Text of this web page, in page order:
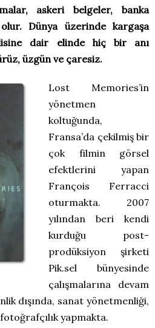
askeri belgeler, banka
Dünya üzerinde kargaşa
dair elinde hiç bir anı
üzgün ve çaresiz.
Lost Memories’in
yönetmen
koltuğunda,
Fransa’da çekilmiş bir
çok filmin görsel
efektlerini yapan
François Ferracci
oturmakta. 2007
yılından beri kendi
kurduğu post-
prodüksiyon şirketi
Pik.sel bünyesinde
çalışmalarına devam
dışında, sanat yönetmenliği,
yapmakta.